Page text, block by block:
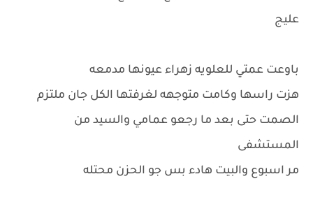
عليج
باوعت عمتي للعلويه زهراء عيونها مدمعه
هزت راسها وكامت متوجهه لغرفتها الكل جان ملتزم
الصمت حتى بعد ما رجعو عمامي والسيد من
المستشفى
مر اسبوع والبيت هادء بس جو الحزن محتله